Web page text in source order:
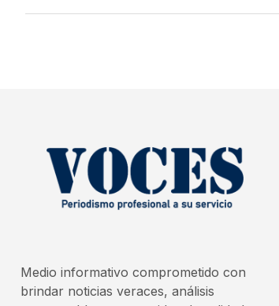
Medio informativo comprometido con
brindar noticias veraces, análisis